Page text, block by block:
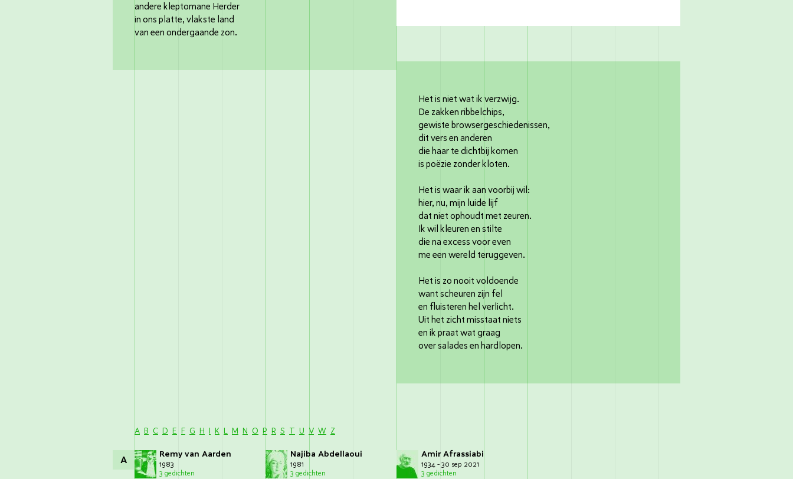
andere kleptomane Herder
in ons platte, vlakste land
van een ondergaande zon.
Het is niet wat ik verzwijg.
De zakken ribbelchips,
gewiste browsergeschiedenissen,
dit vers en anderen
die haar te dichtbij komen
is poëzie zonder kloten.
Het is waar ik aan voorbij wil:
hier, nu, mijn luide lijf
dat niet ophoudt met zeuren.
Ik wil kleuren en stilte
die na excess voor even
me een wereld teruggeven.
Het is zo nooit voldoende
want scheuren zijn fel
en fluisteren hel verlicht.
Uit het zicht misstaat niets
en ik praat wat graag
over salades en hardlopen.
A B C D E F G H I K L M N O P R S T U V W Z
A Remy van Aarden
1983
3 gedichten
Najiba Abdellaoui
1981
3 gedichten
Amir Afrassiabi
1934 - 30 sep 2021
3 gedichten